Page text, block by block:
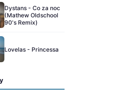
Dystans - Co za noc
(Mathew Oldschool
90's Remix)
Lovelas - Princessa